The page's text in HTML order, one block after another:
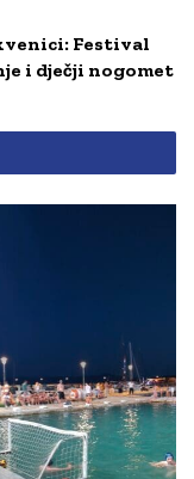
Festival
i dječji nogomet